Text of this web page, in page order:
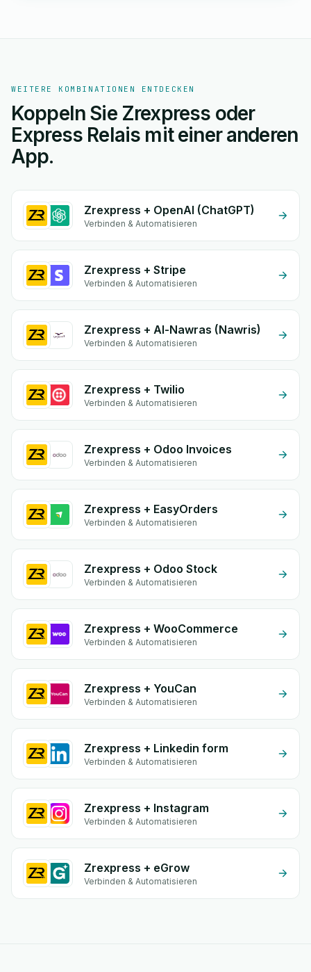
WEITERE KOMBINATIONEN ENTDECKEN
Koppeln Sie Zrexpress oder
Express Relais mit einer anderen
App.
Zrexpress + OpenAI (ChatGPT)
Verbinden & Automatisieren
Zrexpress + Stripe
Verbinden & Automatisieren
Zrexpress + Al-Nawras (Nawris)
Verbinden & Automatisieren
Zrexpress + Twilio
Verbinden & Automatisieren
Zrexpress + Odoo Invoices
Verbinden & Automatisieren
Zrexpress + EasyOrders
Verbinden & Automatisieren
Zrexpress + Odoo Stock
Verbinden & Automatisieren
Zrexpress + WooCommerce
Verbinden & Automatisieren
Zrexpress + YouCan
Verbinden & Automatisieren
Zrexpress + Linkedin form
Verbinden & Automatisieren
Zrexpress + Instagram
Verbinden & Automatisieren
Zrexpress + eGrow
Verbinden & Automatisieren